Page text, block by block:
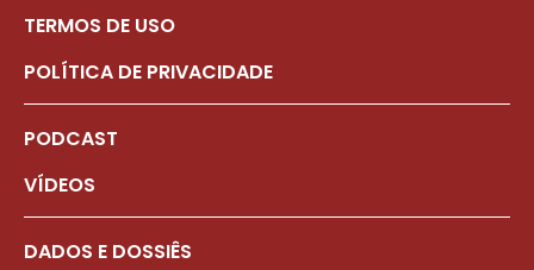
TERMOS DE USO
POLÍTICA DE PRIVACIDADE
PODCAST
VÍDEOS
DADOS E DOSSIÊS